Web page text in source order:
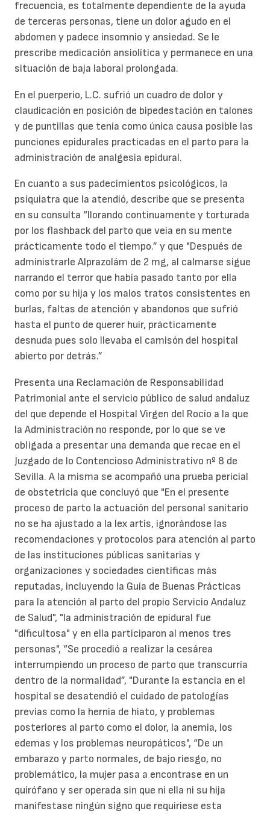
frecuencia, es totalmente dependiente de la ayuda
de terceras personas, tiene un dolor agudo en el
abdomen y padece insomnio y ansiedad. Se le
prescribe medicación ansiolítica y permanece en una
situación de baja laboral prolongada.
En el puerperio, L.C. sufrió un cuadro de dolor y
claudicación en posición de bipedestación en talones
y de puntillas que tenía como única causa posible las
punciones epidurales practicadas en el parto para la
administración de analgesia epidural.
En cuanto a sus padecimientos psicológicos, la
psiquiatra que la atendió, describe que se presenta
en su consulta “llorando continuamente y torturada
por los flashback del parto que veía en su mente
prácticamente todo el tiempo.” y que "Después de
administrarle Alprazolám de 2 mg, al calmarse sigue
narrando el terror que había pasado tanto por ella
como por su hija y los malos tratos consistentes en
burlas, faltas de atención y abandonos que sufrió
hasta el punto de querer huir, prácticamente
desnuda pues solo llevaba el camisón del hospital
abierto por detrás.”
Presenta una Reclamación de Responsabilidad
Patrimonial ante el servicio público de salud andaluz
del que depende el Hospital Virgen del Rocío a la que
la Administración no responde, por lo que se ve
obligada a presentar una demanda que recae en el
Juzgado de lo Contencioso Administrativo nº 8 de
Sevilla. A la misma se acompañó una prueba pericial
de obstetricia que concluyó que "En el presente
proceso de parto la actuación del personal sanitario
no se ha ajustado a la lex artis, ignorándose las
recomendaciones y protocolos para atención al parto
de las instituciones públicas sanitarias y
organizaciones y sociedades científicas más
reputadas, incluyendo la Guía de Buenas Prácticas
para la atención al parto del propio Servicio Andaluz
de Salud", "la administración de epidural fue
"dificultosa" y en ella participaron al menos tres
personas", “Se procedió a realizar la cesárea
interrumpiendo un proceso de parto que transcurría
dentro de la normalidad”, "Durante la estancia en el
hospital se desatendió el cuidado de patologías
previas como la hernia de hiato, y problemas
posteriores al parto como el dolor, la anemia, los
edemas y los problemas neuropáticos", “De un
embarazo y parto normales, de bajo riesgo, no
problemático, la mujer pasa a encontrase en un
quirófano y ser operada sin que ni ella ni su hija
manifestase ningún signo que requiriese esta